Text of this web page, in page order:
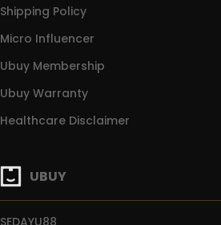
Shipping Policy
Micro Influencer
Ubuy Membership
Ubuy Warranty
Healthcare Disclaimer
UBUY